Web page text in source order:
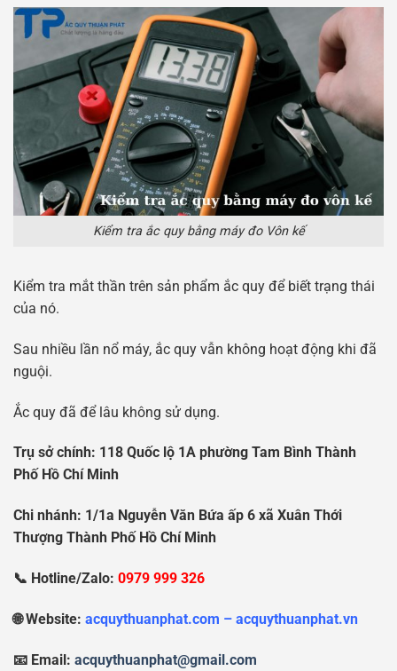
Kiểm tra ắc quy bằng máy đo Vôn kế
Kiểm tra mắt thần trên sản phẩm ắc quy để biết trạng thái
của nó.
Sau nhiều lần nổ máy, ắc quy vẫn không hoạt động khi đã
nguội.
Ắc quy đã để lâu không sử dụng.
Trụ sởchính: 118 Quốc l ộ 1A phường Tam Bình Thành
Phố Hồ Chí Minh
Chi nhánh: 1/1a Nguyễn Văn Bứa ấp 6 xã Xuân Thới
Thượng Thành PhốHồ Chí Minh
📞 Hotline/Zalo: 0979 999 326
🌐 Website: acquythuanphat.com – acquythuanphat.vn
📧 Email: acquythuanphat@gmail.com